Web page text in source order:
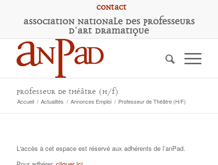
Contact
Association Nationale des Professeurs
d'Art Dramatique
Professeur de Théâtre (H/F)
Accueil / Actualités / Annonces Emploi / Professeur de Théâtre (H/F)
L'accès à cet espace est réservé aux adhérents de l’anPad.